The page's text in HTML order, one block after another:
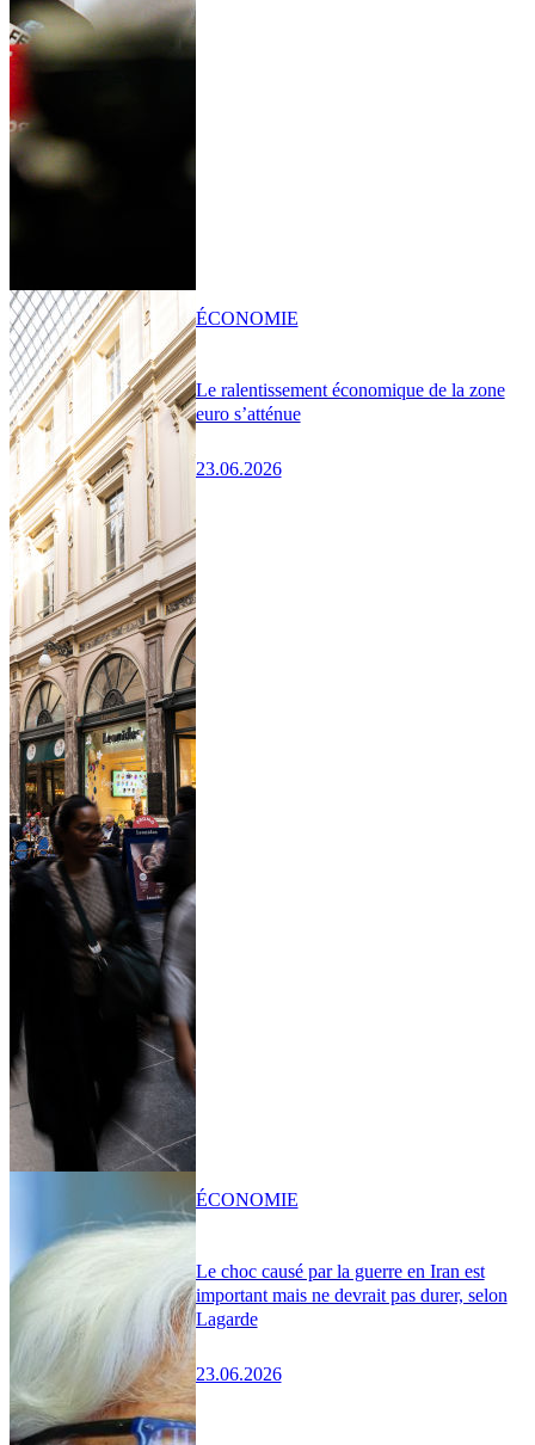
Le ralentissement économique de la zone
euro s’atténue
23.06.2026
ÉCONOMIE
Le choc causé par la guerre en Iran est
important mais ne devrait pas durer, selon
Lagarde
23.06.2026
ÉCONOMIE